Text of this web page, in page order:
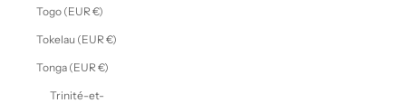
Togo (EUR €)
Tokelau (EUR €)
Tonga (EUR €)
Trinité-et-